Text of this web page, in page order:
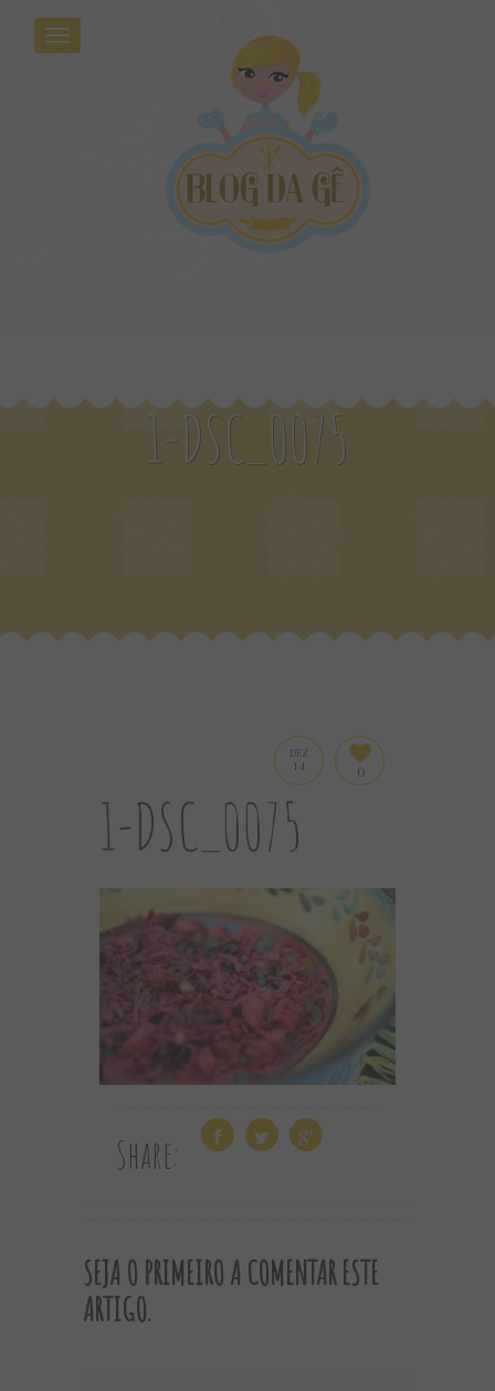
1-DSC_0075
DEZ
14 0
1-DSC_0075
Share:
SEJA O PRIMEIRO A COMENTAR ESTE
ARTIGO.